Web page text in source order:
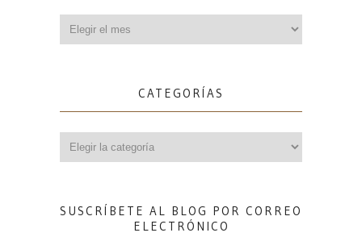
CATEGORÍAS
SUSCRÍBETE AL BLOG POR CORREO
ELECTRÓNICO